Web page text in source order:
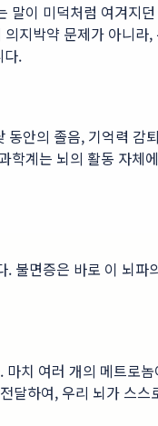
이 미덕처럼 여겨지
지박약 문제가 아니
다.
안의 졸음, 기억력 감
계는 뇌의 활동 자체
불면증은 바로 이 뇌파
치 여러 개의 메트로
하여, 우리 뇌가 스